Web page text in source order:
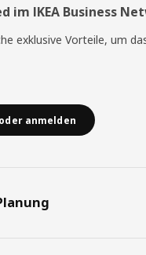
im IKEA Business
exklusive Vorteile, um
anmelden